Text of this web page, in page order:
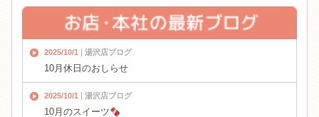
2025/10/1 湯沢店ブログ
10月休日のおしらせ
2025/10/1 湯沢店ブログ
10月のスイーツ